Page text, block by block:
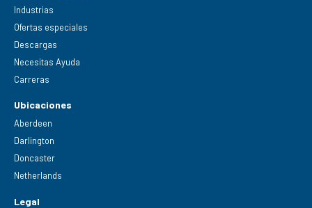
Industrias
Ofertas especiales
Descargas
Necesitas Ayuda
Carreras
Ubicaciones
Aberdeen
Darlington
Doncaster
Netherlands
Legal